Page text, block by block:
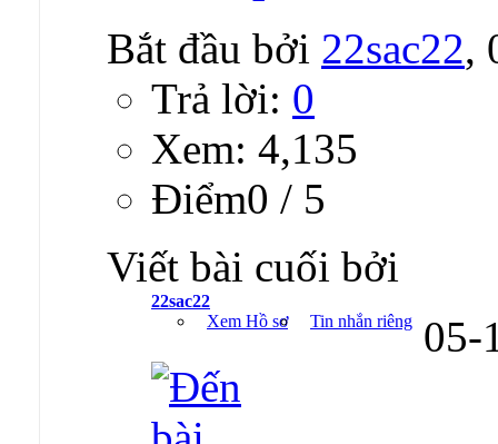
Bắt đầu bởi 22sac22,
Trả lời: 0
Xem: 4,135
Ðiểm0 / 5
Viết bài cuối bởi
22sac22
Xem Hồ sơ
Tin nhắn riêng 05-